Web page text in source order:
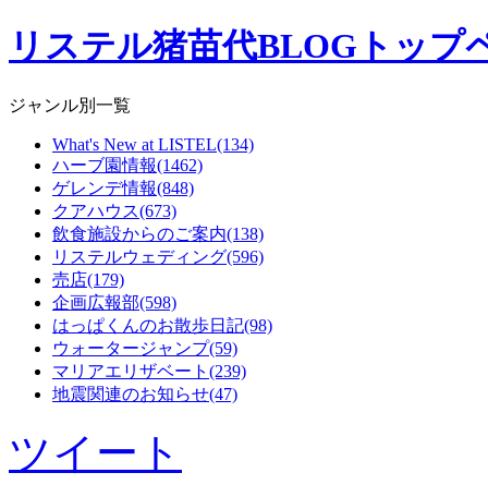
リステル猪苗代BLOGトップ
ジャンル別一覧
What's New at LISTEL(134)
ハーブ園情報(1462)
ゲレンデ情報(848)
クアハウス(673)
飲食施設からのご案内(138)
リステルウェディング(596)
売店(179)
企画広報部(598)
はっぱくんのお散歩日記(98)
ウォータージャンプ(59)
マリアエリザベート(239)
地震関連のお知らせ(47)
ツイート